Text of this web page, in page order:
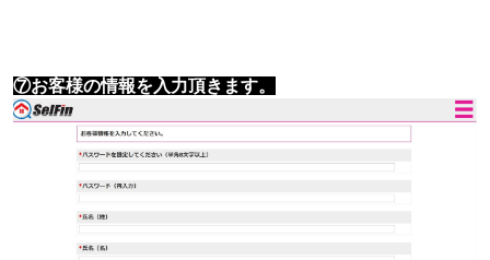
⑦お客様の情報を入力頂きます。